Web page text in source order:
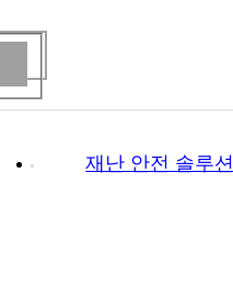
재난 안전 솔루션